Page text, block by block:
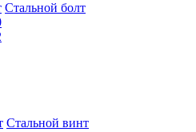
Стальной болт
Стальной винт